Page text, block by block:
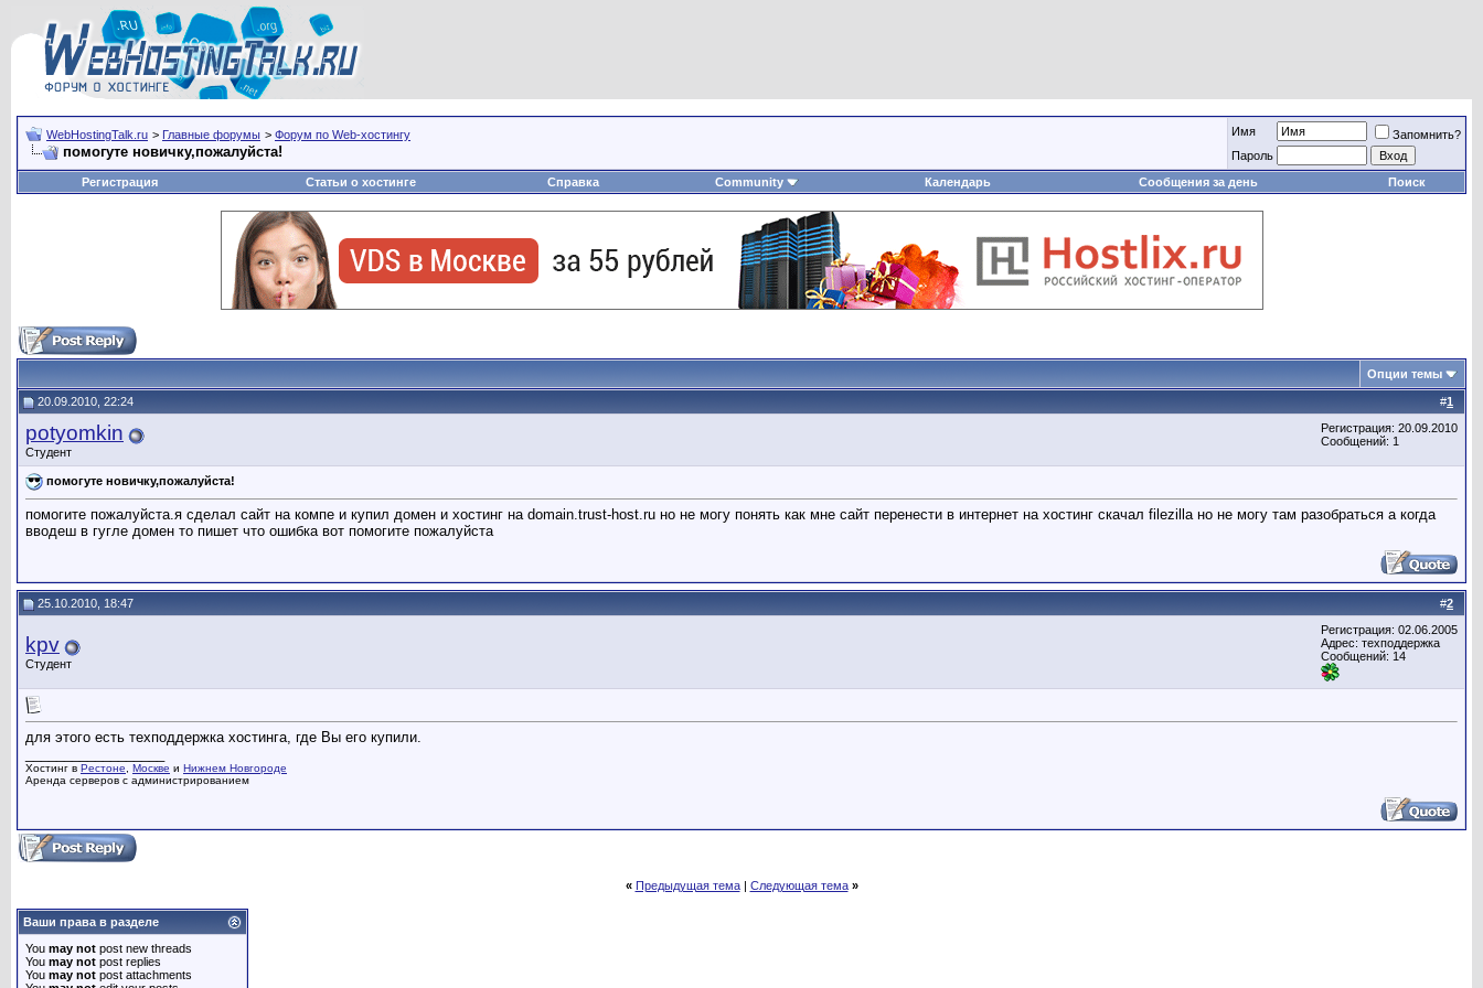
WebHostingTalk.ru > Главные форумы > Форум по Web-хостингу
помогуте новичку,пожалуйста!
Имя
Запомнить?
Пароль
Регистрация
Статьи о хостинге Справка Community Календарь Сообщения за день Поиск
Опции темы
#1
20.09.2010, 22:24
potyomkin
Студент
Регистрация: 20.09.2010
Сообщений: 1
помогуте новичку,пожалуйста!
помогите пожалуйста.я сделал сайт на компе и купил домен и хостинг на domain.trust-host.ru но не могу понять как мне сайт перенести в интернет на хостинг скачал filezilla но не могу там разобраться а когда
вводеш в гугле домен то пишет что ошибка вот помогите пожалуйста
#2
25.10.2010, 18:47
kpv
Студент
Регистрация: 02.06.2005
Адрес: техподдержка
Сообщений: 14
для этого есть техподдержка хостинга, где Вы его купили.
Хостинг в Рестоне, Москве и Нижнем Новгороде
Аренда серверов с администрированием
« Предыдущая тема| Следующая тема »
Ваши права в разделе
You may not post new threads
You may not post replies
You may not post attachments